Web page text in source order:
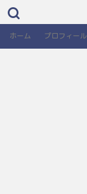
ホーム プロフィール